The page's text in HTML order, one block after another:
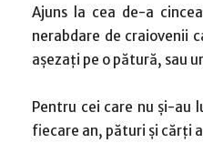
Ajuns la cea de-a
nerabdare de craiovenii
așezați pe o pătură, sau
Pentru cei care nu și-au
fiecare an, pături și cărți